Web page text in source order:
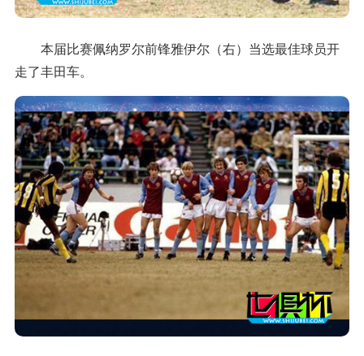
本届比赛佩纳罗尔前锋雅伊尔（右）当选最佳球员开
走了丰田车。